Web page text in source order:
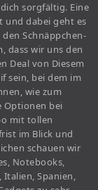
sorgfältig. Eine
und dabei geht es
Schnäppchen-
dass wir uns den
Deal von Diesem
sein, bei dem im
wie zum
Optionen bei
mit tollen
im Blick und
schauen wir
Notebooks,
Italien, Spanien,